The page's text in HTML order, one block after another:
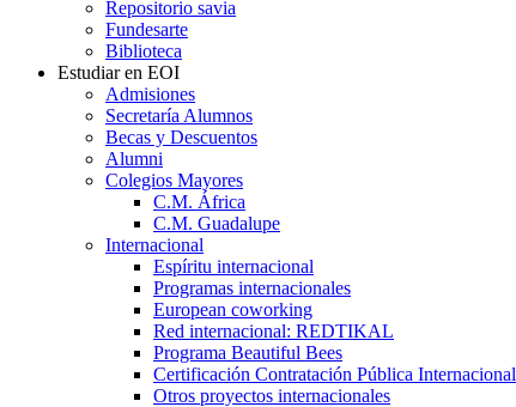
Repositorio savia
Fundesarte
Biblioteca
Estudiar en EOI
Admisiones
Secretaría Alumnos
Becas y Descuentos
Alumni
Colegios Mayores
C.M. África
C.M. Guadalupe
Internacional
Espíritu internacional
Programas internacionales
European coworking
Red internacional: REDTIKAL
Programa Beautiful Bees
Certificación Contratación Pública Internacional
Otros proyectos internacionales